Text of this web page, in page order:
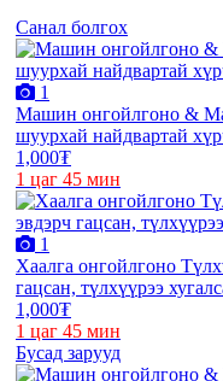
Санал болгох
1
Машин онгойлгоно &
шуурхай найдвартай
1,000₮
1 цаг 45 мин
1
Хаалга онгойлгоно
гацсан, түлхүүрээ
1,000₮
1 цаг 45 мин
Бусад зарууд